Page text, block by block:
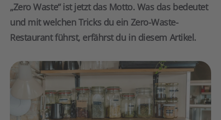
„Zero Waste“ ist jetzt das Motto. Was das bedeutet
und mit welchen Tricks du ein Zero-Waste-
Restaurant führst, erfährst du in diesem Artikel.